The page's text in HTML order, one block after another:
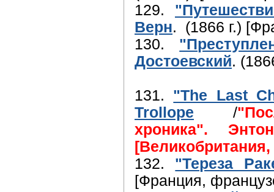
129.
Верн. (1866 г.)
130.
Достоевский.
131. "The Last
Trollope /
хроника".
[Великобритания,
132. "Тереза
[Франция,